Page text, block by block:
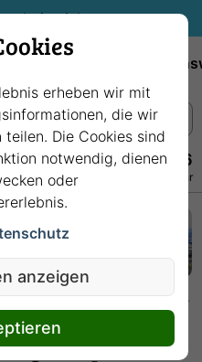
sichern.
+49 228 3875 7256
· Kostenlos · Täglich 08–22 Uhr
Bonn: Wo Geschichte, Kultur und Lebensfreude verschmelzen
Kultur
erheben wir mit
die wir
Die Cookies sind
notwendig, dienen
oder
anzeigen